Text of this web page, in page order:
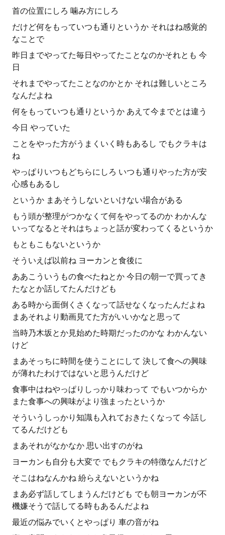
首の位置にしろ 噛み方にしろ
だけど何をもっていつも通りというか それはね感覚的
なことで
昨日までやってた毎日やってたことなのかそれとも 今
日
それまでやってたことなのかとか それは難しいところ
なんだよね
何をもっていつも通りというか あえて今までとは違う
今日 やっていた
ことをやった方がうまくいく時もあるし でもクラキは
ね
やっぱりいつもどちらにしろ いつも通りやった方が安
心感もあるし
というか まあそうしないといけない場合がある
もう頭が整理がつかなくて何をやってるのか わかんな
いってなるとそれはちょっと話が変わってくるというか
もともこもないというか
そういえば以前ね ヨーカンと食後に
ああこういうもの食べたねとか 今日の朝一で買ってき
たなとか話してたんだけども
ある時から面倒くさくなって話せなくなったんだよね
まあそれより動画見てた方がいいかなと思って
当時乃木坂とか見始めた時期だったのかな わかんない
けど
まあそっちに時間を使うことにして 決して食への興味
が薄れたわけではないと思うんだけど
食事中はねやっぱりしっかり味わって でもいつからか
また食事への興味がより強まったというか
そういうしっかり知識も入れておきたくなって 今話し
てるんだけども
まあそれがなかなか 思い出すのがね
ヨーカンも自分も大変で でもクラキの特徴なんだけど
そこはねなんかね 紛らえないというかね
まあ必ず話してしまうんだけども でも朝ヨーカンが不
機嫌そうで話してる時もあるんだよね
最近の悩みでいくとやっぱり 車の音がね